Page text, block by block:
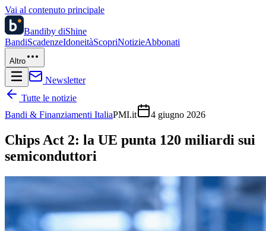
Vai al contenuto principale
Bandiby diShine
BandiScadenzeIdoneitàScopriNotizieAbbonati
Altro
Newsletter
Tutte le notizie
Bandi & Finanziamenti ItaliaPMI.it 4 giugno 2026
Chips Act 2: la UE punta 120 miliardi sui
semiconduttori